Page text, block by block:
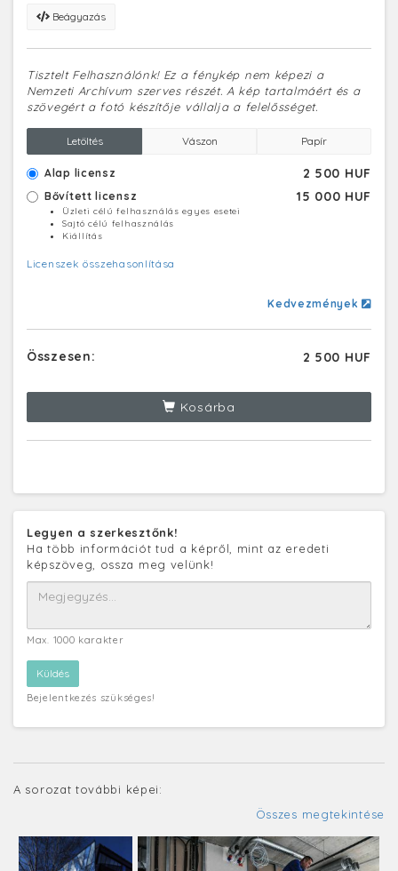
Beágyazás
Tisztelt Felhasználónk! Ez a fénykép nem képezi a
Nemzeti Archívum szerves részét. A kép tartalmáért és a
szövegért a fotó készítője vállalja a felelősséget.
Letöltés Vászon Papír
Alap licensz 2 500 HUF
Bővített licensz 15 000 HUF
Üzleti célú felhasználás egyes esetei
Sajtó célú felhasználás
Kiállítás
Licenszek összehasonlítása
Kedvezmények
Összesen: 2 500 HUF
Kosárba
Legyen a szerkesztőnk!
Ha több információt tud a képről, mint az eredeti
képszöveg, ossza meg velünk!
Max. 1000 karakter
Bejelentkezés szükséges!
A sorozat további képei:
Összes megtekintése